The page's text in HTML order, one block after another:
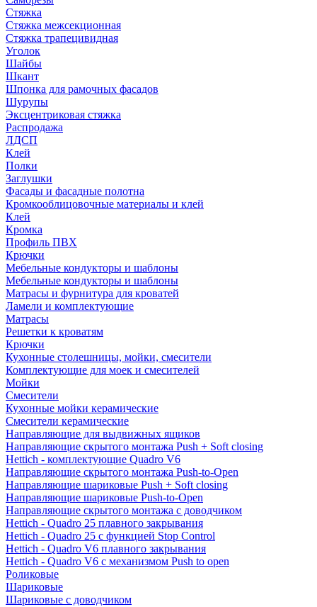
Стяжка
Стяжка межсекционная
Стяжка трапецивидная
Уголок
Шайбы
Шкант
Шпонка для рамочных фасадов
Шурупы
Эксцентриковая стяжка
Распродажа
ЛДСП
Клей
Полки
Заглушки
Фасады и фасадные полотна
Кромкооблицовочные материалы и клей
Клей
Кромка
Профиль ПВХ
Крючки
Мебельные кондукторы и шаблоны
Мебельные кондукторы и шаблоны
Матрасы и фурнитура для кроватей
Ламели и комплектующие
Матрасы
Решетки к кроватям
Крючки
Кухонные столешницы, мойки, смесители
Комплектующие для моек и смесителей
Мойки
Смесители
Кухонные мойки керамические
Смесители керамические
Направляющие для выдвижных ящиков
Направляющие скрытого монтажа Push + Soft closing
Hettich - комплектующие Quadro V6
Направляющие скрытого монтажа Push-to-Open
Направляющие шариковые Push + Soft closing
Направляющие шариковые Push-to-Open
Направляющие скрытого монтажа с доводчиком
Hettich - Quadro 25 плавного закрывания
Hettich - Quadro 25 с функцией Stop Control
Hettich - Quadro V6 плавного закрывания
Hettich - Quadro V6 с механизмом Push to open
Роликовые
Шариковые
Шариковые с доводчиком